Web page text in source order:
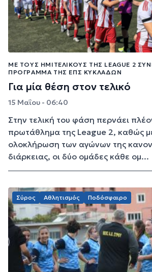
ΜΕ ΤΟΥΣ ΗΜΙΤΕΛΙΚΟΎΣ ΤΗΣ LEAGUE 2
ΠΡΌΓΡΑΜΜΑ ΤΗΣ ΕΠΣ ΚΥΚΛΆΔΩΝ
Για μία θέση στον τελικό
15 Μαΐου - 06:40
Στην τελική του φάση περνάει
πρωτάθλημα της League 2, καθώς
ολοκλήρωση των αγώνων της
διάρκειας, οι δύο ομάδες κάθε ομ...
Σύρος Αθλητισμός Ποδόσφαιρο